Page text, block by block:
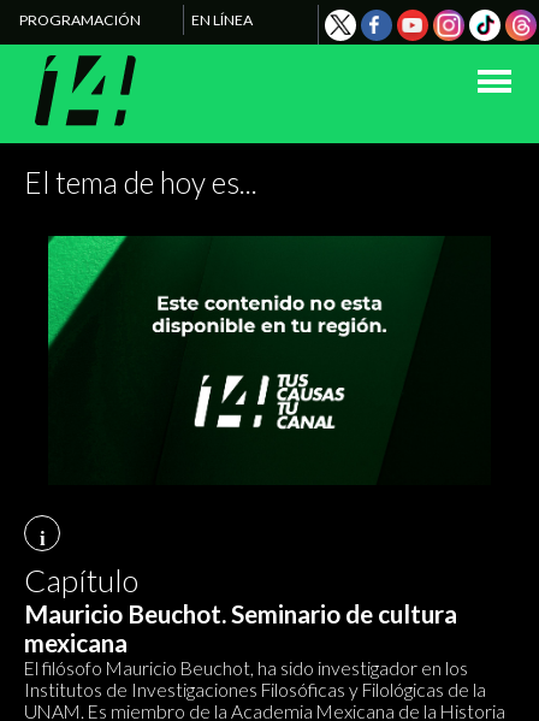
PROGRAMACIÓN EN LÍNEA
El tema de hoy es...
i
Capítulo
Mauricio Beuchot. Seminario de cultura
mexicana
El filósofo Mauricio Beuchot, ha sido investigador en los
Institutos de Investigaciones Filosóficas y Filológicas de la
UNAM. Es miembro de la Academia Mexicana de la Historia